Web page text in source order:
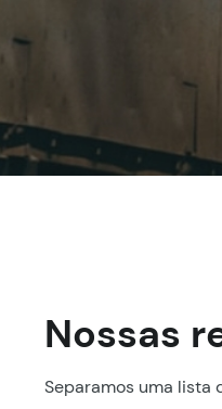
Nossas
Separamos uma lista